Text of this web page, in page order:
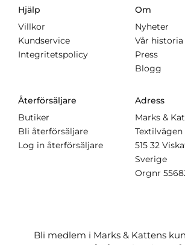
Hjälp
Villkor
Kundservice
Integritetspolicy
Om
Nyheter
Vår historia
Press
Blogg
Återförsäljare
Butiker
Bli återförsäljare
Log in återförsäljare
Adress
Marks &
Textilvägen
515 32
Sverige
Orgnr
Bli medlem i Marks & Kattens